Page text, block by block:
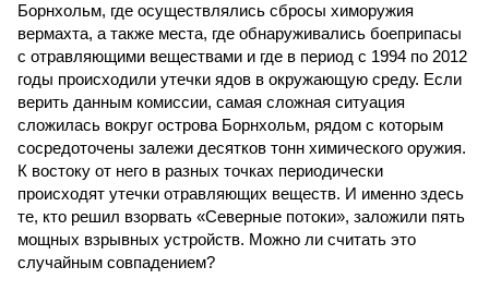
Борнхольм, где осуществлялись сбросы химоружия
вермахта, а также места, где обнаруживались боеприпасы
с отравляющими веществами и где в период с 1994 по 2012
годы происходили утечки ядов в окружающую среду. Если
верить данным комиссии, самая сложная ситуация
сложилась вокруг острова Борнхольм, рядом с которым
сосредоточены залежи десятков тонн химического оружия.
К востоку от него в разных точках периодически
происходят утечки отравляющих веществ. И именно здесь
те, кто решил взорвать «Северные потоки», заложили пять
мощных взрывных устройств. Можно ли считать это
случайным совпадением?